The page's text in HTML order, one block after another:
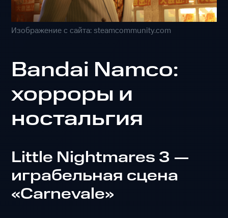
Изображение с сайта: steamcommunity.com
Bandai Namco:
хорроры и
ностальгия
Little Nightmares 3 —
играбельная сцена
«Carnevale»